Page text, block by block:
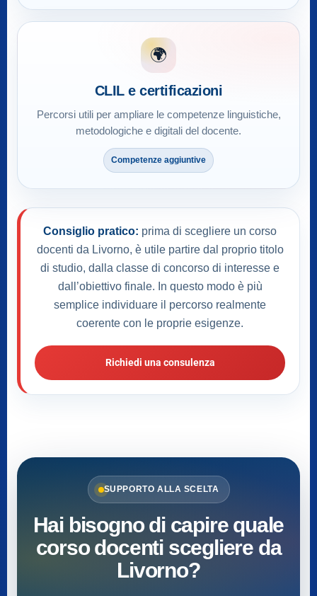
🌍
CLIL e certificazioni
Percorsi utili per ampliare le competenze linguistiche,
metodologiche e digitali del docente.
Competenze aggiuntive
Consiglio pratico: prima di scegliere un corso
docenti da Livorno, è utile partire dal proprio titolo
di studio, dalla classe di concorso di interesse e
dall’obiettivo finale. In questo modo è più
semplice individuare il percorso realmente
coerente con le proprie esigenze.
Richiedi una consulenza
SUPPORTO ALLA SCELTA
Hai bisogno di capire quale
corso docenti scegliere da
Livorno?